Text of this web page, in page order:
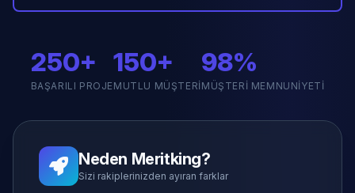
250+
BAŞARILI PROJE
150+
MUTLU MÜŞTERI
98%
MÜŞTERI MEMNUNIYETI
Neden Meritking?
Sizi rakiplerinizden ayıran farklar